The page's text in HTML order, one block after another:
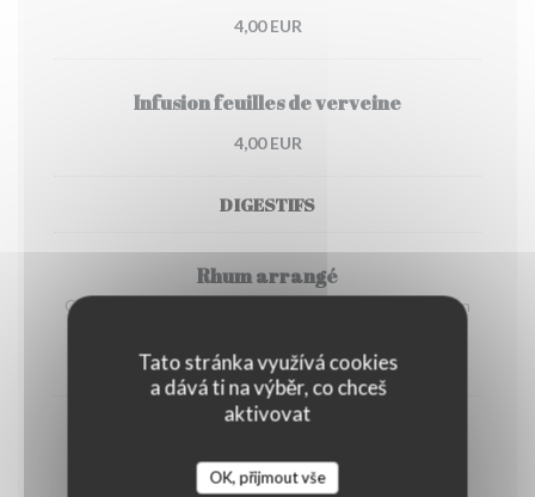
Tato stránka využívá cookies
a dává ti na výběr, co chceš
aktivovat
OK, přijmout vše
4,00 EUR
Infusion feuilles de verveine
4,00 EUR
DIGESTIFS
Rhum arrangé
Citron/gingembre, banane/cacao, ananas flambé/citron
7,00 EUR
8,00 EUR